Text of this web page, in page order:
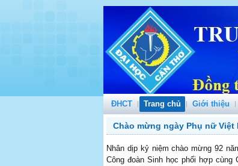
ĐHCT Trang chủ Giới thiệu
Chào mừng ngày Phụ nữ Việt
Nhân dịp kỷ niệm chào mừng 92
Công đoàn Sinh học phối hợp